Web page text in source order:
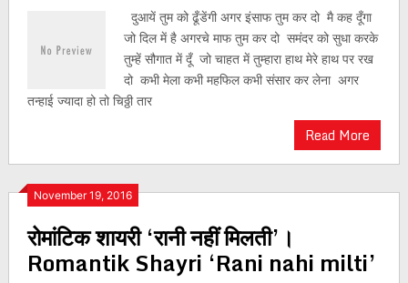
दुआयें तुम को ढूँडेंगी अगर इंसाफ तुम कर दो मै कह दूँगा
जो दिल में है अगरचे माफ तुम कर दो समंदर को सुधा करके
तुम्हें सौगात में दूँ जो चाहत में तुम्हारा हाथ मेरे हाथ पर रख
दो कभी मेला कभी महफिल कभी संसार कर लेना अगर
तन्हाई ज्यादा हो तो चिठ्ठी तार
Read More
November 19, 2016
रोमांटिक शायरी ‘रानी नहीं मिलती’।
Romantik Shayri ‘Rani nahi milti’